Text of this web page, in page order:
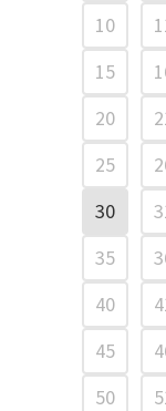
10
15
20
25
30
35
40
45
50